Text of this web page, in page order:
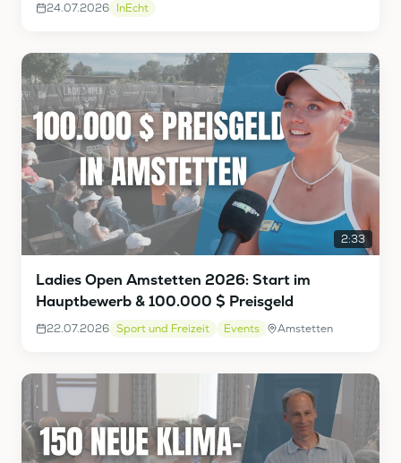
24.07.2026 InEcht
2:33
Ladies Open Amstetten 2026: Start im
Hauptbewerb & 100.000 $ Preisgeld
22.07.2026 Sport und Freizeit Events Amstetten